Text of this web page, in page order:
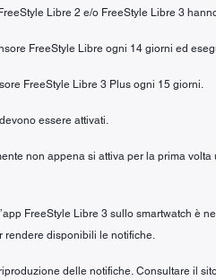
Libre 2 e/o FreeStyle Libre 3
FreeStyle Libre ogni 14 giorni ed
FreeStyle Libre 3 Plus ogni 15 giorni.
essere attivati.
non appena si attiva per la prima
FreeStyle Libre 3 sullo smartwatch
rendere disponibili le notifiche.
delle notifiche. Consultare il